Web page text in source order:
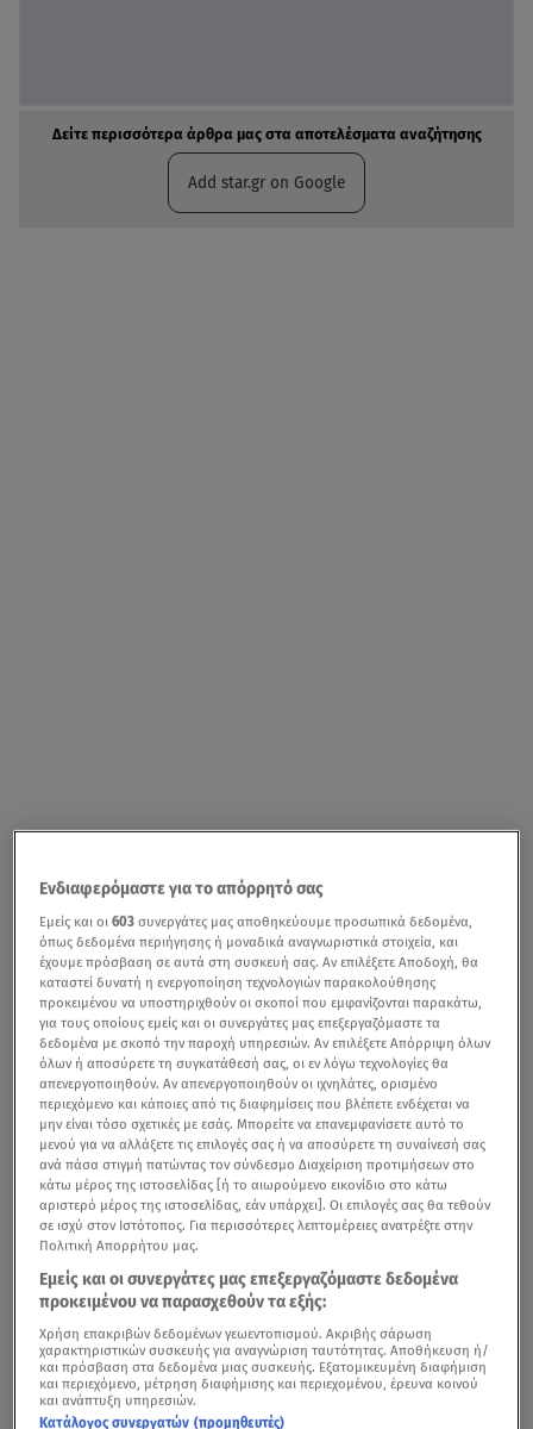
Δείτε περισσότερα άρθρα μας στα αποτελέσματα αναζήτησης
Add star.gr on Google
Ενδιαφερόμαστε για το απόρρητό σας
Εμείς και οι603 συνεργάτες μας αποθηκεύουμε προσωπικά δεδομένα,
όπως δεδομένα περιήγησης ή μοναδικά αναγνωριστικά στοιχεία, και
έχουμε πρόσβαση σε αυτά στη συσκευή σας. Αν επιλέξετε Αποδοχή, θα
καταστεί δυνατή η ενεργοποίηση τεχνολογιών παρακολούθησης
προκειμένου να υποστηριχθούν οι σκοποί που εμφανίζονται παρακάτω,
για τους οποίους εμείς και οι συνεργάτες μας επεξεργαζόμαστε τα
δεδομένα με σκοπό την παροχή υπηρεσιών. Αν επιλέξετε Απόρριψη όλων
όλων ή αποσύρετε τη συγκατάθεσή σας, οι εν λόγω τεχνολογίες θα
απενεργοποιηθούν. Αν απενεργοποιηθούν οι ιχνηλάτες, ορισμένο
περιεχόμενο και κάποιες από τις διαφημίσεις που βλέπετε ενδέχεται να
μην είναι τόσο σχετικές με εσάς. Μπορείτε να επανεμφανίσετε αυτό το
μενού για να αλλάξετε τις επιλογές σας ή να αποσύρετε τη συναίνεσή σας
ανά πάσα στιγμή πατώντας τον σύνδεσμο Διαχείριση προτιμήσεων στο
κάτω μέρος της ιστοσελίδας [ή το αιωρούμενο εικονίδιο στο κάτω
αριστερό μέρος της ιστοσελίδας, εάν υπάρχει]. Οι επιλογές σας θα τεθούν
σε ισχύ στον Ιστότοπος. Για περισσότερες λεπτομέρειες ανατρέξτε στην
Πολιτική Απορρήτου μας.
Εμείς και οι συνεργάτες μας επεξεργαζόμαστε δεδομένα
προκειμένου να παρασχεθούν τα εξής:
Χρήση επακριβών δεδομένων γεωεντοπισμού. Ακριβής σάρωση
χαρακτηριστικών συσκευής για αναγνώριση ταυτότητας. Αποθήκευση ή/
και πρόσβαση στα δεδομένα μιας συσκευής. Εξατομικευμένη διαφήμιση
και περιεχόμενο, μέτρηση διαφήμισης και περιεχομένου, έρευνα κοινού
και ανάπτυξη υπηρεσιών.
Κατάλογος συνεργατών (προμηθευτές)